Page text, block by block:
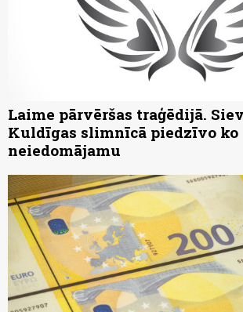
Laime pārvēršas traģēdijā.
Kuldīgas slimnīcā piedzīvo ko
neiedomājamu